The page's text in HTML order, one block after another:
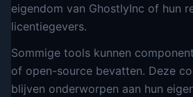
eigendom van GhostlyInc of hun
licentiegevers.
Sommige tools kunnen
of open-source bevatten. Deze
blijven onderworpen aan hun